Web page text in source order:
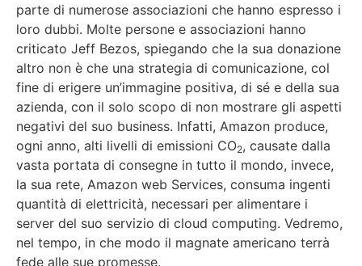
parte di numerose associazioni che hanno espresso i
loro dubbi. Molte persone e associazioni hanno
criticato Jeff Bezos, spiegando che la sua donazione
altro non è che una strategia di comunicazione, col
fine di erigere un’immagine positiva, di sé e della sua
azienda, con il solo scopo di non mostrare gli aspetti
negativi del suo business. Infatti, Amazon produce,
ogni anno, alti livelli di emissioni CO2, causate dalla
vasta portata di consegne in tutto il mondo, invece,
la sua rete, Amazon web Services, consuma ingenti
quantità di elettricità, necessari per alimentare i
server del suo servizio di cloud computing. Vedremo,
nel tempo, in che modo il magnate americano terrà
fede alle sue promesse.